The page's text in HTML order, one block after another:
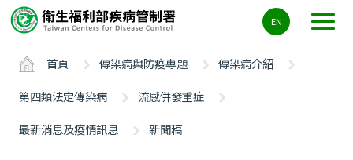
要
ALT+C
EN
首頁 傳染病與防疫專題
傳染病介紹
第四類法定傳染病
流感併發重症
最新消息及疫情訊息
新聞稿